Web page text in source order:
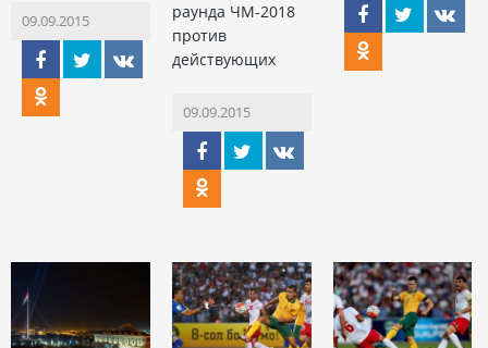
09.09.2015
раунда ЧМ-2018
против
действующих
09.09.2015